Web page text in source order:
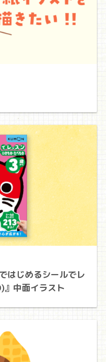
はじめるシールでレ
』中面イラスト